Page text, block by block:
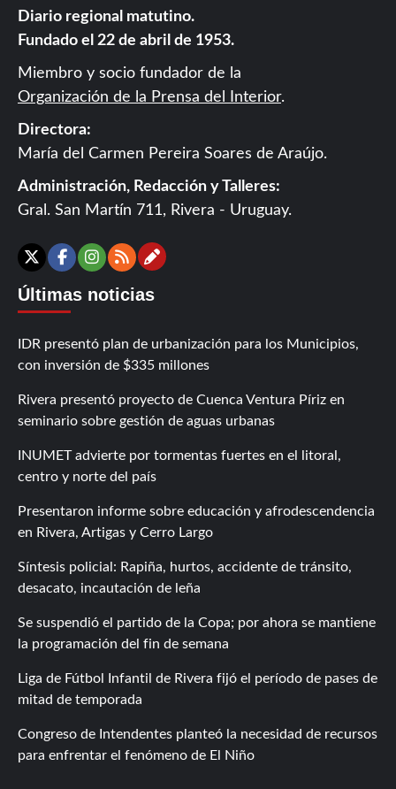
Diario regional matutino.
Fundado el 22 de abril de 1953.
Miembro y socio fundador de la
Organización de la Prensa del Interior.
Directora:
María del Carmen Pereira Soares de Araújo.
Administración, Redacción y Talleres:
Gral. San Martín 711, Rivera - Uruguay.
X Facebook
Instagram
RSSContáctanos
Últimas noticias
IDR presentó plan de urbanización para los Municipios,
con inversión de $335 millones
Rivera presentó proyecto de Cuenca Ventura Píriz en
seminario sobre gestión de aguas urbanas
INUMET advierte por tormentas fuertes en el litoral,
centro y norte del país
Presentaron informe sobre educación y afrodescendencia
en Rivera, Artigas y Cerro Largo
Síntesis policial: Rapiña, hurtos, accidente de tránsito,
desacato, incautación de leña
Se suspendió el partido de la Copa; por ahora se mantiene
la programación del fin de semana
Liga de Fútbol Infantil de Rivera fijó el período de pases de
mitad de temporada
Congreso de Intendentes planteó la necesidad de recursos
para enfrentar el fenómeno de El Niño